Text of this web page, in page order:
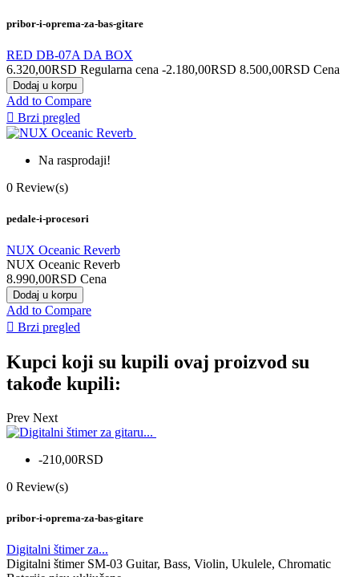
pribor-i-oprema-za-bas-gitare
RED DB-07A DA BOX
6.320,00RSD Regularna cena -2.180,00RSD 8.500,00RSD Cena
Dodaj u korpu
Add to Compare
 Brzi pregled
Na rasprodaji!
0 Review(s)
pedale-i-procesori
NUX Oceanic Reverb
NUX Oceanic Reverb
8.990,00RSD Cena
Dodaj u korpu
Add to Compare
 Brzi pregled
Kupci koji su kupili ovaj proizvod su
takođe kupili:
Prev Next
-210,00RSD
0 Review(s)
pribor-i-oprema-za-bas-gitare
Digitalni štimer za...
Digitalni štimer SM-03 Guitar, Bass, Violin, Ukulele, Chromatic